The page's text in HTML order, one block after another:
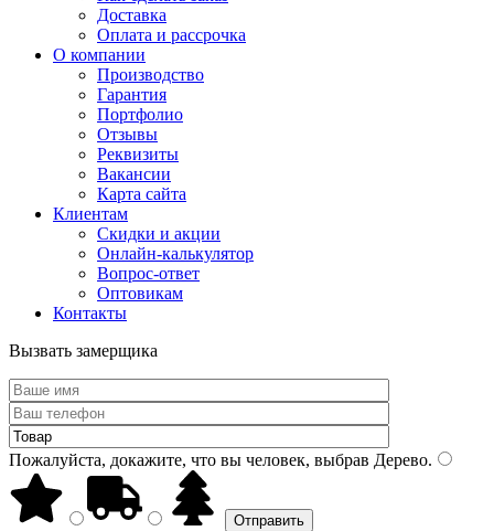
Доставка
Оплата и рассрочка
О компании
Производство
Гарантия
Портфолио
Отзывы
Реквизиты
Вакансии
Карта сайта
Клиентам
Скидки и акции
Онлайн-калькулятор
Вопрос-ответ
Оптовикам
Контакты
Вызвать замерщика
Пожалуйста, докажите, что вы человек, выбрав Дерево.